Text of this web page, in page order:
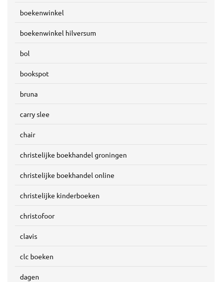
boekenwinkel
boekenwinkel hilversum
bol
bookspot
bruna
carry slee
chair
christelijke boekhandel groningen
christelijke boekhandel online
christelijke kinderboeken
christofoor
clavis
clc boeken
dagen